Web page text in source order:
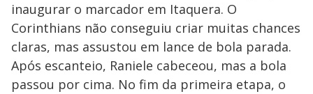
inaugurar o marcador em Itaquera. O
Corinthians não conseguiu criar muitas chances
claras, mas assustou em lance de bola parada.
Após escanteio, Raniele cabeceou, mas a bola
passou por cima. No fim da primeira etapa, o